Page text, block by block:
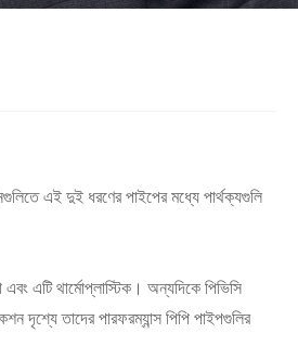
এই দুই ধরণের পাইপের মধ্যে পার্থক্যগুলি
এটি থার্মোপ্লাস্টিক। অন্যদিকে পিভিসি
দৃশ্যে তাদের পারফরম্যান্স পিপি পাইপগুলির